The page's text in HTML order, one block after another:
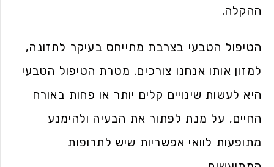
ההקלה.
הטיפול הטבעי בצרבת מתייחס בעיקר לתזונה,
למזון אותו אנחנו צורכים. מטרת הטיפול הטבעי
היא לעשות שינויים קלים יותר או פחות באורח
החיים, על מנת לפתור את הבעיה ולהימנע
מתופעות לוואי אפשריות שיש לתרופות